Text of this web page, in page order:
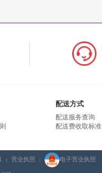
配送方式
配送服务查询
配送费收取标准
| 营业执照 | 电子营业执照